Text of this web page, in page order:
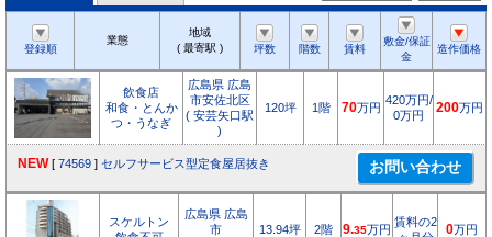
登録順
業態
地域
( 最寄駅 )
坪数 階数 賃料
敷金/保証
金
造作価格
飲食店
和食・とんか
つ・うなぎ
広島県 広島
市安佐北区
( 安芸矢口駅
)
120坪 1階 70万円
420万円/
0万円
200万円
NEW[ 74569 ] セルフサービス型定食屋居抜き
スケルトン
広島県 広島
市
13.94坪 2階 9.35万円
賃料の2
0万円